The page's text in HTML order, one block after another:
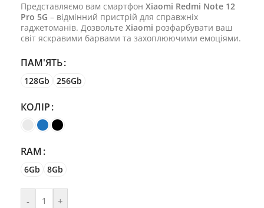
Представляємо вам смартфон Xiaomi Redmi Note 12
Pro 5G – відмінний пристрій для справжніх
гаджетоманів. Дозвольте Xiaomi розфарбувати ваш
світ яскравими барвами та захоплюючими емоціями.
ПАМ'ЯТЬ
128Gb 256Gb
КОЛІР
RAM
6Gb 8Gb
- +